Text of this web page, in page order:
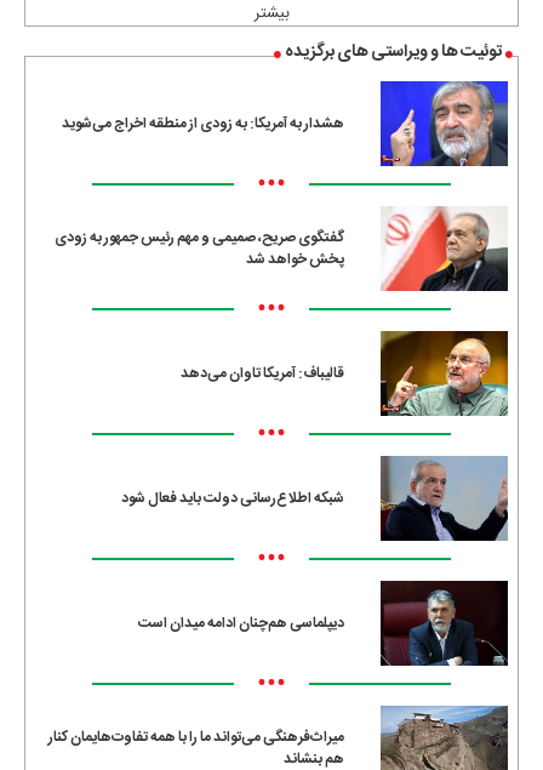
بیشتر
توئیت ها و ویراستی های برگزیده
هشدار به آمریکا: به زودی از منطقه اخراج می‌شوید
•••
گفتگوی صریح، صمیمی و مهم رئیس جمهور به زودی
پخش خواهد شد
•••
قالیباف: آمریکا تاوان می‌دهد
•••
شبکه اطلاع‌رسانی دولت باید فعال شود
•••
دیپلماسی هم‌چنان ادامه میدان است
•••
میراث‌فرهنگی می‌تواند ما را با همه تفاوت‌هایمان کنار
هم بنشاند